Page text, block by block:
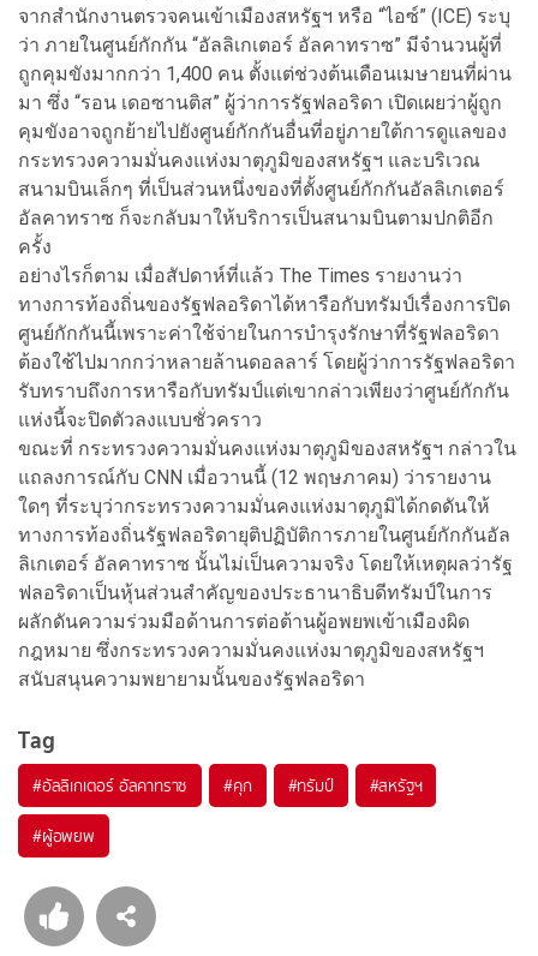
จากสำนักงานตรวจคนเข้าเมืองสหรัฐฯ หรือ “ไอซ์” (ICE) ระบุ
ว่า ภายในศูนย์กักกัน “อัลลิเกเตอร์ อัลคาทราซ” มีจำนวนผู้ที่
ถูกคุมขังมากกว่า 1,400 คน ตั้งแต่ช่วงต้นเดือนเมษายนที่ผ่าน
มา ซึ่ง “รอน เดอซานติส” ผู้ว่าการรัฐฟลอริดา เปิดเผยว่าผู้ถูก
คุมขังอาจถูกย้ายไปยังศูนย์กักกันอื่นที่อยู่ภายใต้การดูแลของ
กระทรวงความมั่นคงแห่งมาตุภูมิของสหรัฐฯ และบริเวณ
สนามบินเล็กๆ ที่เป็นส่วนหนึ่งของที่ตั้งศูนย์กักกันอัลลิเกเตอร์
อัลคาทราซ ก็จะกลับมาให้บริการเป็นสนามบินตามปกติอีก
ครั้ง
อย่างไรก็ตาม เมื่อสัปดาห์ที่แล้ว The Times รายงานว่า
ทางการท้องถิ่นของรัฐฟลอริดาได้หารือกับทรัมป์เรื่องการปิด
ศูนย์กักกันนี้เพราะค่าใช้จ่ายในการบำรุงรักษาที่รัฐฟลอริดา
ต้องใช้ไปมากกว่าหลายล้านดอลลาร์ โดยผู้ว่าการรัฐฟลอริดา
รับทราบถึงการหารือกับทรัมป์แต่เขากล่าวเพียงว่าศูนย์กักกัน
แห่งนี้จะปิดตัวลงแบบชั่วคราว
ขณะที่ กระทรวงความมั่นคงแห่งมาตุภูมิของสหรัฐฯ กล่าวใน
แถลงการณ์กับ CNN เมื่อวานนี้ (12 พฤษภาคม) ว่ารายงาน
ใดๆ ที่ระบุว่ากระทรวงความมั่นคงแห่งมาตุภูมิได้กดดันให้
ทางการท้องถิ่นรัฐฟลอริดายุติปฏิบัติการภายในศูนย์กักกันอัล
ลิเกเตอร์ อัลคาทราซ นั้นไม่เป็นความจริง โดยให้เหตุผลว่ารัฐ
ฟลอริดาเป็นหุ้นส่วนสำคัญของประธานาธิบดีทรัมป์ในการ
ผลักดันความร่วมมือด้านการต่อต้านผู้อพยพเข้าเมืองผิด
กฎหมาย ซึ่งกระทรวงความมั่นคงแห่งมาตุภูมิของสหรัฐฯ
สนับสนุนความพยายามนั้นของรัฐฟลอริดา
Tag
#อัลลิเกเตอร์ อัลคาทราซ #คุก #ทรัมป์ #สหรัฐฯ
#ผู้อพยพ